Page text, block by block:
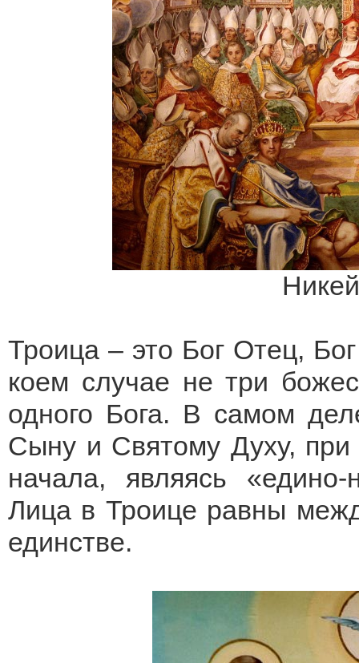
Троица – это Бог Отец,
коем случае не три
одного Бога. В самом
Сыну и Святому Духу,
начала, являясь
Лица в Троице равны
единстве.